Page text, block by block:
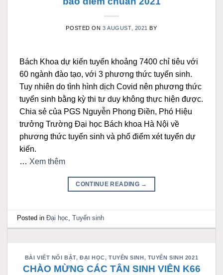
POSTED ON3 AUGUST, 2021 BY
Bách Khoa dự kiến tuyển khoảng 7400 chỉ tiêu với
60 ngành đào tạo, với 3 phương thức tuyển sinh.
Tuy nhiên do tình hình dịch Covid nên phương thức
tuyển sinh bằng kỳ thi tư duy không thực hiện được.
Chia sẻ của PGS Nguyễn Phong Điền, Phó Hiệu
trưởng Trường Đại học Bách khoa Hà Nội về
phương thức tuyển sinh và phổ điểm xét tuyển dự
kiến.
… Xem thêm
CONTINUE READING →
Posted inĐại học ,Tuyển sinh
BÀI VIẾT NỔI BẬT, ĐẠI HỌC, TUYỂN SINH, TUYỂN SINH 2021
CHÀO MỪNG CÁC TÂN SINH VIÊN K66